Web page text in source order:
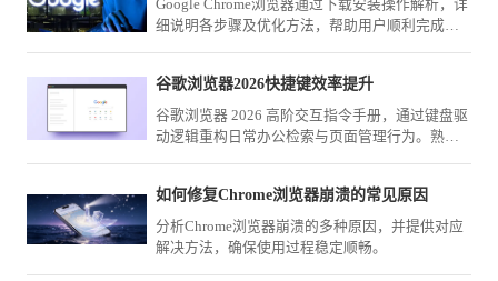
Google Chrome浏览器通过下载安装操作解析，详
细说明各步骤及优化方法，帮助用户顺利完成安
谷歌浏览器2026快捷键效率提升
谷歌浏览器 2026 高阶交互指令手册，通过键盘驱
动逻辑重构日常办公检索与页面管理行为。熟练
如何修复Chrome浏览器崩溃的常见原因
分析Chrome浏览器崩溃的多种原因，并提供对应
解决方法，确保使用过程稳定顺畅。